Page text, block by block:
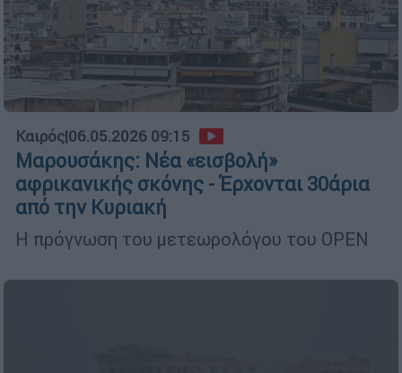
Καιρός|06.05.2026 09:15
Μαρουσάκης: Νέα «εισβολή»
αφρικανικής σκόνης - Έρχονται 30άρια
από την Κυριακή
Η πρόγνωση του μετεωρολόγου του OPEN